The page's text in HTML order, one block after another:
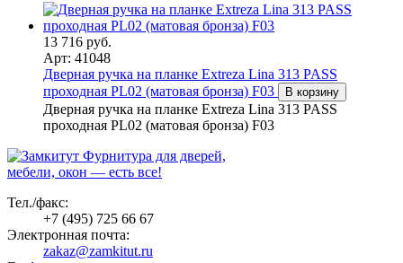
13 716 руб.
Арт: 41048
Дверная ручка на планке Extreza Lina 313 PASS
проходная PL02 (матовая бронза) F03
В корзину
Дверная ручка на планке Extreza Lina 313 PASS
проходная PL02 (матовая бронза) F03
Фурнитура для дверей,
мебели, окон — есть все!
Тел./факс:
+7 (495) 725 66 67
Электронная почта:
zakaz@zamkitut.ru